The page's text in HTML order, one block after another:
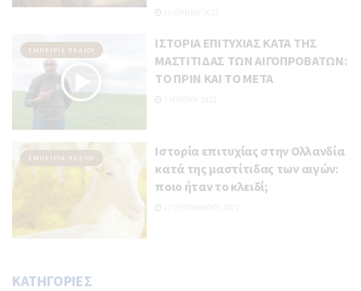
ΕΜΠΕΙΡΊΑ ΠΕΔΊΟΥ
ΙΣΤΟΡΙΑ ΕΠΙΤΥΧΙΑΣ ΚΑΤΑ ΤΗΣ
ΜΑΣΤΙΤΙΔΑΣ ΤΩΝ ΑΙΓΟΠΡΟΒΑΤΩΝ:
ΤΟ ΠΡΙΝ ΚΑΙ ΤΟ ΜΕΤΑ
ΕΜΠΕΙΡΊΑ ΠΕΔΊΟΥ
Ιστορία επιτυχίας στην Ολλανδία
κατά της μαστίτιδας των αιγών:
ποιο ήταν το κλειδί;
ΚΑΤΗΓΟΡΊΕΣ